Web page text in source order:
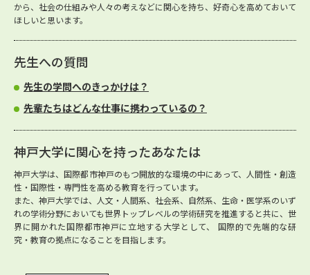
から、社会の仕組みや人々の考えなどに関心を持ち、好奇心を高めておいて
ほしいと思います。
先生への質問
先生の学問へのきっかけは？
先輩たちはどんな仕事に携わっているの？
神戸大学に関心を持ったあなたは
神戸大学は、国際都市神戸のもつ開放的な環境の中にあって、人間性・創造
性・国際性・専門性を高める教育を行っています。
また、神戸大学では、人文・人間系、社会系、自然系、生命・医学系のいず
れの学術分野においても世界トップレベルの学術研究を推進すると共に、世
界に開かれた国際都市神戸に立地する大学として、 国際的で先端的な研
究・教育の拠点になることを目指します。